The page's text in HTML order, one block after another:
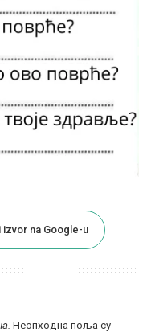
izvor na Google-u
Неопходна поља су